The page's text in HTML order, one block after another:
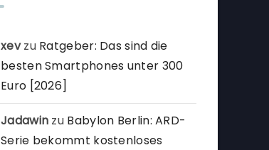
xevzu Ratgeber: Das sind die
besten Smartphones unter 300
Euro [2026]
Jadawin zu Babylon Berlin: ARD-
Serie bekommt kostenloses